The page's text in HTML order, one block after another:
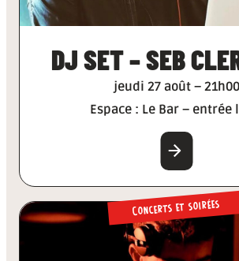
DJ SET – SEB
jeudi 27 août – 21h00
Espace : Le Bar – entrée
EN SAVOIR PLUS
Concerts et soirées